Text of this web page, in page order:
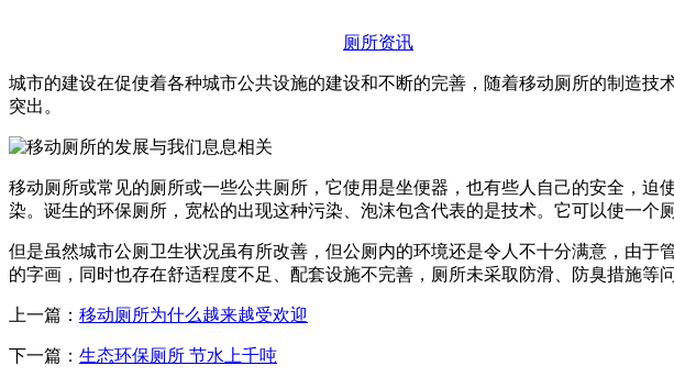
厕所资讯
城市的建设在促使着各种城市公共设施的建设和不断的完善，随着移动厕所的制造
突出。
移动厕所或常见的厕所或一些公共厕所，它使用是坐便器，也有些人自己的安全，
染。诞生的环保厕所，宽松的出现这种污染、泡沫包含代表的是技术。它可以使一个
但是虽然城市公厕卫生状况虽有所改善，但公厕内的环境还是令人不十分满意，由
的字画，同时也存在舒适程度不足、配套设施不完善，厕所未采取防滑、防臭措施等问
上一篇： 移动厕所为什么越来越受欢迎
下一篇： 生态环保厕所 节水上千吨